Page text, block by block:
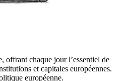
offrant chaque jour l’essentiel de
et capitales européennes.
européenne.